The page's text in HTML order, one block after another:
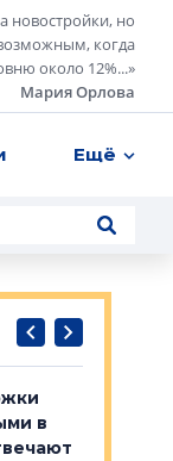
новостройки, но
когда
около 12%...»
Мария Орлова
Ещё
в